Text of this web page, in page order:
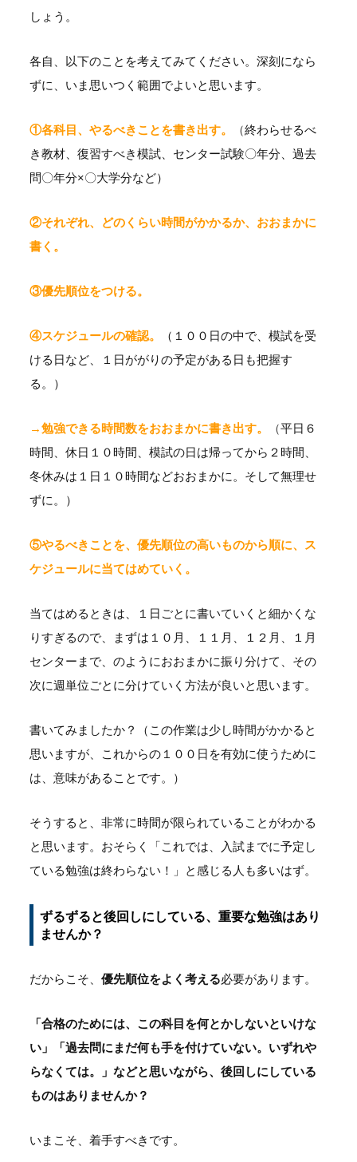
しょう。
各自、以下のことを考えてみてください。深刻になら
ずに、いま思いつく範囲でよいと思います。
①各科目、やるべきことを書き出す。 （終わらせるべ
き教材、復習すべき模試、センター試験〇年分、過去
問〇年分×〇大学分など）
②それぞれ、どのくらい時間がかかるか、おおまかに
書く。
③優先順位をつける。
④スケジュールの確認。
（１００日の中で、模試を受
ける日など、１日ががりの予定がある日も把握す
る。）
→勉強できる時間数をおおまかに書き出す。 （平日６
時間、休日１０時間、模試の日は帰ってから２時間、
冬休みは１日１０時間などおおまかに。そして無理せ
ずに。）
⑤やるべきことを、優先順位の高いものから順に、ス
ケジュールに当てはめていく。
当てはめるときは、１日ごとに書いていくと細かくな
りすぎるので、まずは１０月、１１月、１２月、１月
センターまで、のようにおおまかに振り分けて、その
次に週単位ごとに分けていく方法が良いと思います。
書いてみましたか？（この作業は少し時間がかかると
思いますが、これからの１００日を有効に使うために
は、意味があることです。）
そうすると、非常に時間が限られていることがわかる
と思います。おそらく「これでは、入試までに予定し
ている勉強は終わらない！」と感じる人も多いはず。
ずるずると後回しにしている、重要な勉強はあり
ませんか？
だからこそ、 優先順位をよく考える必要があります。
「合格のためには、この科目を何とかしないといけな
い」「過去問にまだ何も手を付けていない。いずれや
らなくては。」などと思いながら、後回しにしている
ものはありませんか？
いまこそ、着手すべきです。